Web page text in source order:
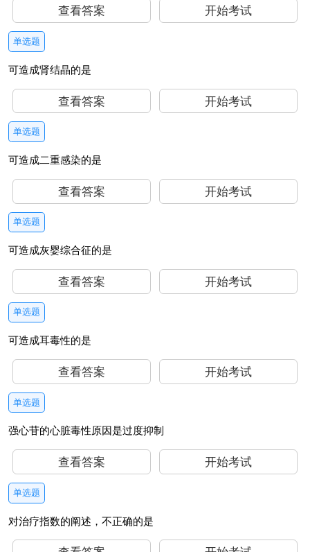
查看答案 开始考试
单选题
可造成肾结晶的是
查看答案 开始考试
单选题
可造成二重感染的是
查看答案 开始考试
单选题
可造成灰婴综合征的是
查看答案 开始考试
单选题
可造成耳毒性的是
查看答案 开始考试
单选题
强心苷的心脏毒性原因是过度抑制
查看答案 开始考试
单选题
对治疗指数的阐述，不正确的是